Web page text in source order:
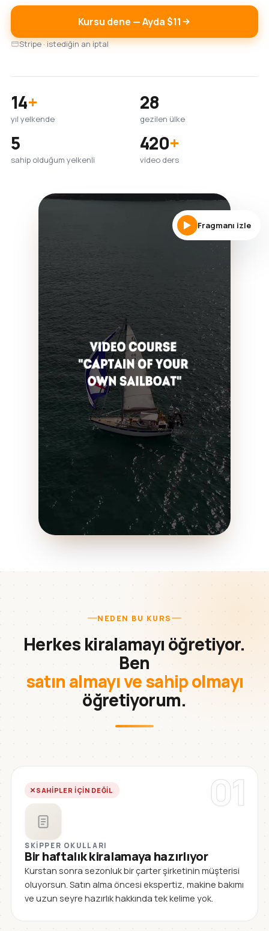
Kursu dene — Ayda $11
Stripe · istediğin an iptal
14+
yıl yelkende
28
gezilen ülke
5
sahip olduğum yelkenli
420+
video ders
Fragmanı izle
NEDEN BU KURS
Herkes kiralamayı öğretiyor.
Ben
satın almayı ve sahip olmayı
öğretiyorum.
01
SAHIPLER IÇIN DEĞIL
SKIPPER OKULLARI
Bir haftalık kiralamaya hazırlıyor
Kurstan sonra sezonluk bir çarter şirketinin müşterisi
oluyorsun. Satın alma öncesi ekspertiz, makine bakımı
ve uzun seyre hazırlık hakkında tek kelime yok.